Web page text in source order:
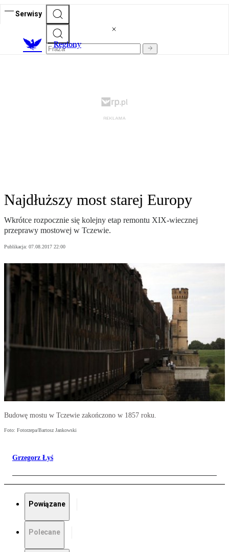
Serwisy
Regiony
Najdłuższy most starej Europy
Wkrótce rozpocznie się kolejny etap remontu XIX-wiecznej
przeprawy mostowej w Tczewie.
Publikacja: 07.08.2017 22:00
Budowę mostu w Tczewie zakończono w 1857 roku.
Foto: Fotorzepa/Bartosz Jankowski
Grzegorz Łyś
Powiązane
Polecane